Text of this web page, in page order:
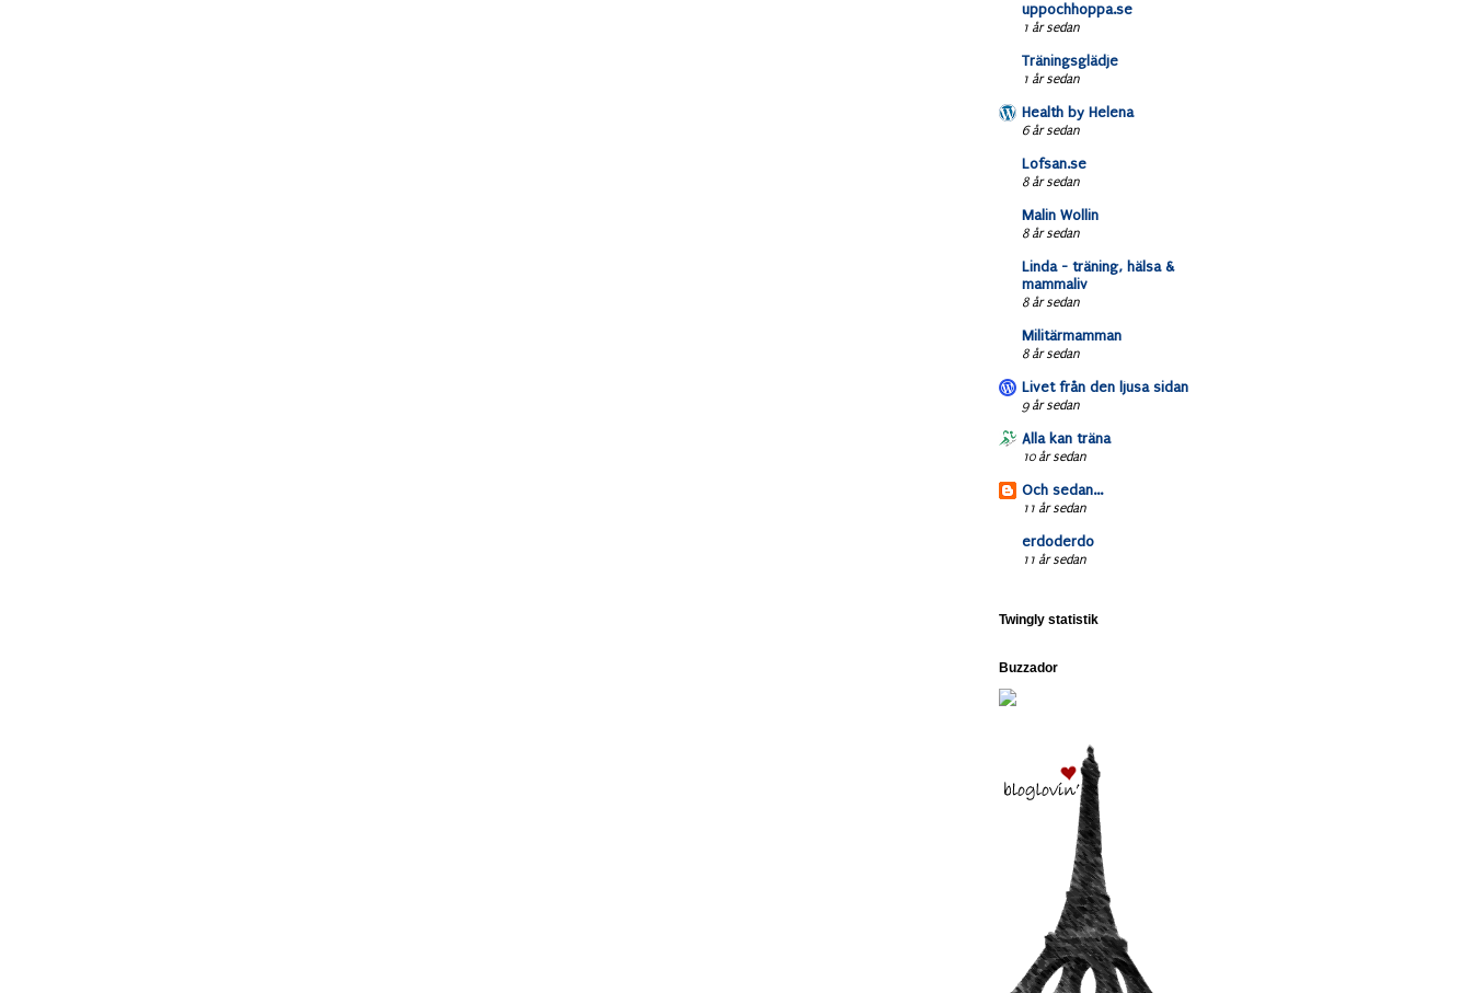
uppochhoppa.se
1 år sedan
Träningsglädje
1 år sedan
Health by Helena
6 år sedan
Lofsan.se
8 år sedan
Malin Wollin
8 år sedan
Linda - träning, hälsa &
mammaliv
8 år sedan
Militärmamman
8 år sedan
Livet från den ljusa sidan
9 år sedan
Alla kan träna
10 år sedan
Och sedan...
11 år sedan
erdoderdo
11 år sedan
Twingly statistik
Buzzador